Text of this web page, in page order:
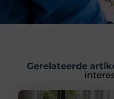
Gerelateerde